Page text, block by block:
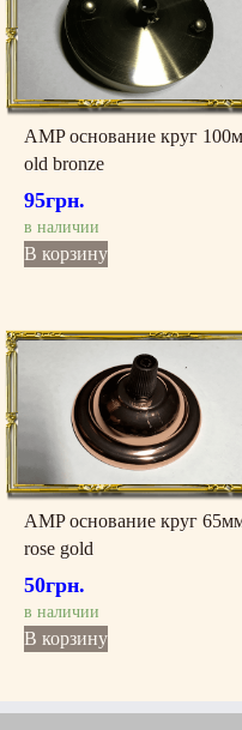
AMP основание круг
old bronze
95грн.
в наличии
В корзину
AMP основание круг
rose gold
50грн.
в наличии
В корзину